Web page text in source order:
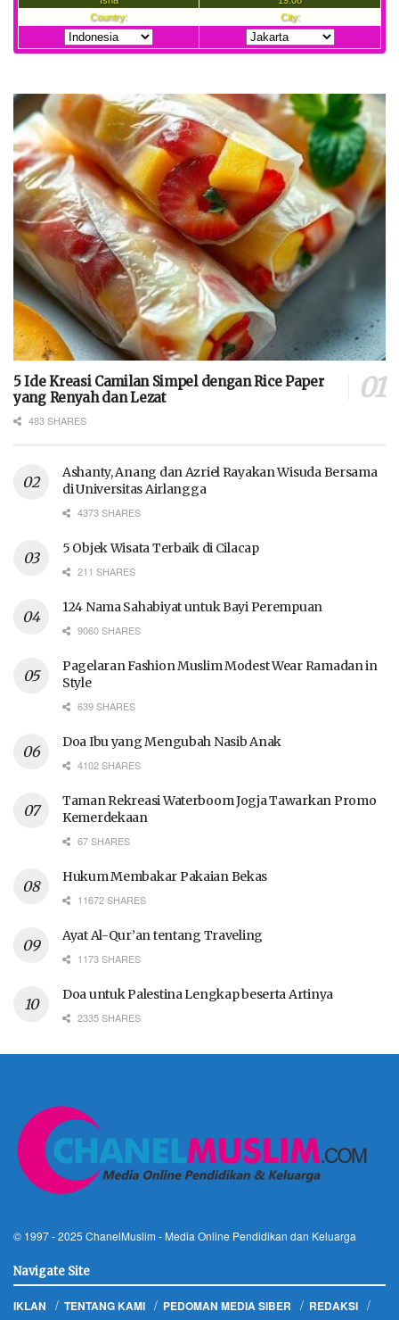
5 Ide Kreasi Camilan Simpel dengan Rice Paper
yang Renyah dan Lezat
483 SHARES
Ashanty, Anang dan Azriel Rayakan Wisuda Bersama
di Universitas Airlangga
4373 SHARES
5 Objek Wisata Terbaik di Cilacap
211 SHARES
124 Nama Sahabiyat untuk Bayi Perempuan
9060 SHARES
Pagelaran Fashion Muslim Modest Wear Ramadan in
Style
639 SHARES
Doa Ibu yang Mengubah Nasib Anak
4102 SHARES
Taman Rekreasi Waterboom Jogja Tawarkan Promo
Kemerdekaan
67 SHARES
Hukum Membakar Pakaian Bekas
11672 SHARES
Ayat Al-Qur’an tentang Traveling
1173 SHARES
Doa untuk Palestina Lengkap beserta Artinya
2335 SHARES
© 1997 - 2025 ChanelMuslim - Media Online Pendidikan dan Keluarga
Navigate Site
IKLAN TENTANG KAMI PEDOMAN MEDIA SIBER
REDAKSI